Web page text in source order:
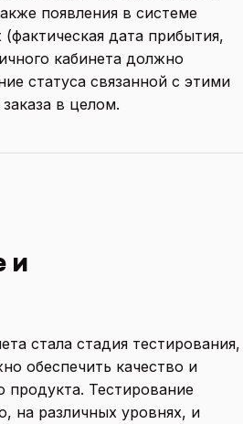
появления в системе
дата прибытия,
кабинета должно
статуса связанной с этими
в целом.
и
стала стадия тестирования,
обеспечить качество и
продукта. Тестирование
на различных уровнях, и